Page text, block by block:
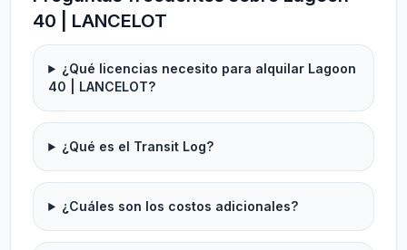
40 | LANCELOT
¿Qué licencias necesito para alquilar Lagoon
40 | LANCELOT?
¿Qué es el Transit Log?
¿Cuáles son los costos adicionales?